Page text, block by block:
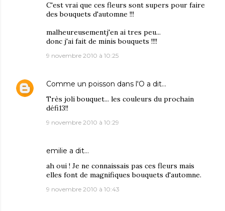
C'est vrai que ces fleurs sont supers pour faire
des bouquets d'automne !!!
malheureusementj'en ai tres peu...
donc j'ai fait de minis bouquets !!!!
9 novembre 2010 à 10:25
Comme un poisson dans l'O a dit…
Très joli bouquet... les couleurs du prochain
défi13!!
9 novembre 2010 à 10:29
emilie a dit…
ah oui ! Je ne connaissais pas ces fleurs mais
elles font de magnifiques bouquets d'automne.
9 novembre 2010 à 10:43